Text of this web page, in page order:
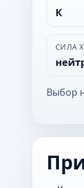
К
СИЛА
Выбор